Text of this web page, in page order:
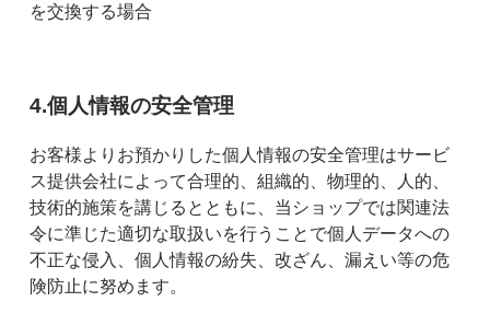
を交換する場合
4.個人情報の安全管理
お客様よりお預かりした個人情報の安全管理はサービ
ス提供会社によって合理的、組織的、物理的、人的、
技術的施策を講じるとともに、当ショップでは関連法
令に準じた適切な取扱いを行うことで個人データへの
不正な侵入、個人情報の紛失、改ざん、漏えい等の危
険防止に努めます。